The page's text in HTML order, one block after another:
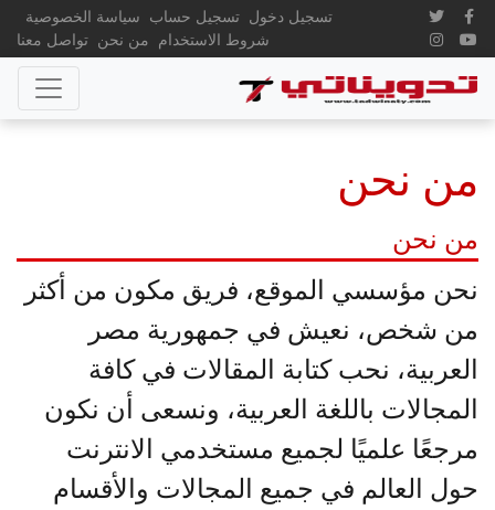
تسجيل دخول تسجيل حساب سياسة الخصوصية
شروط الاستخدام من نحن تواصل معنا
من نحن
من نحن
نحن مؤسسي الموقع، فريق مكون من أكثر
من شخص، نعيش في جمهورية مصر
العربية، نحب كتابة المقالات في كافة
المجالات باللغة العربية، ونسعى أن نكون
مرجعًا علميًا لجميع مستخدمي الانترنت
حول العالم في جميع المجالات والأقسام